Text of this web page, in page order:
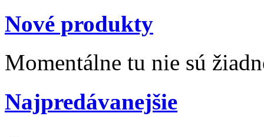
Nové produkty
Momentálne tu nie sú
Najpredávanejšie